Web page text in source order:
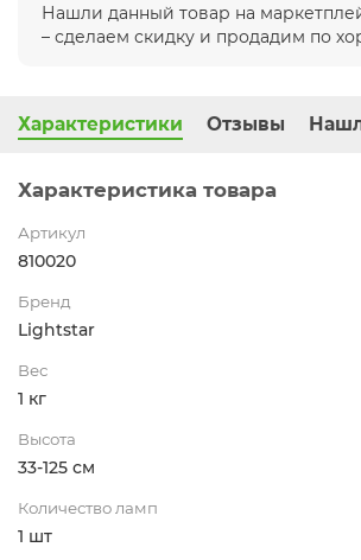
Нашли данный товар на
– сделаем скидку и продадим по
Характеристики Отзывы
Характеристика товара
Артикул
810020
Бренд
Lightstar
Вес
1 кг
Высота
33-125 см
Количество ламп
1 шт